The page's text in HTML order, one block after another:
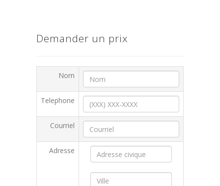
Demander un prix
Nom
Telephone
Courriel
Adresse